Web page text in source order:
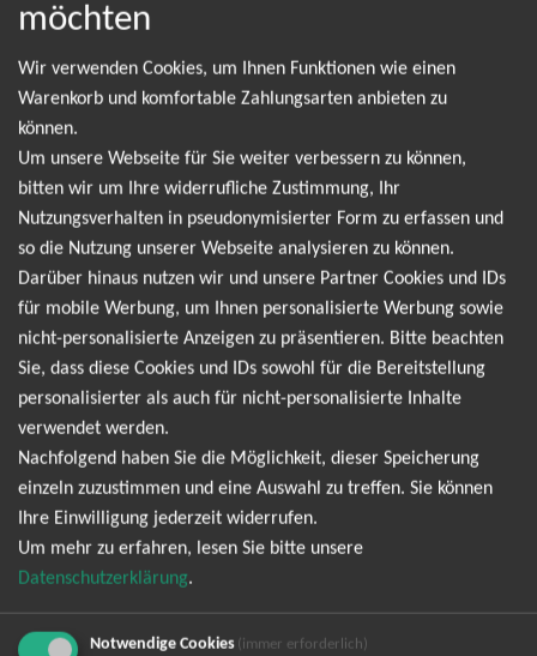
Anomalie Pt.1 Tour 2026
NEWSLETTER
Leider gibt es aktuell von Madeline Juno keine
Termine. Wir informieren dich jedoch gerne
direkt, sobald es neue Termine gibt. Einfach hier
für den Madeline Juno Newsletter anmelden und
keine Angebote und Tourdaten mehr verpassen!
Ich möchte den regelmäßig erscheinenden Newsletter
Mail-Adresse zum Zweck der Zustellung des Newsletters
entsprechend der
möchten
Wir verwenden Cookies, um Ihnen Funktionen wie einen
Warenkorb und komfortable Zahlungsarten anbieten zu
können.
Um unsere Webseite für Sie weiter verbessern zu können,
bitten wir um Ihre widerrufliche Zustimmung, Ihr
Nutzungsverhalten in pseudonymisierter Form zu erfassen und
so die Nutzung unserer Webseite analysieren zu können.
Darüber hinaus nutzen wir und unsere Partner Cookies und IDs
für mobile Werbung, um Ihnen personalisierte Werbung sowie
nicht-personalisierte Anzeigen zu präsentieren. Bitte beachten
Sie, dass diese Cookies und IDs sowohl für die Bereitstellung
personalisierter als auch für nicht-personalisierte Inhalte
verwendet werden.
Nachfolgend haben Sie die Möglichkeit, dieser Speicherung
einzeln zuzustimmen und eine Auswahl zu treffen. Sie können
Ihre Einwilligung jederzeit widerrufen.
Um mehr zu erfahren, lesen Sie bitte unsere
Datenschutzerklärung.
Notwendige Cookies (immer erforderlich)